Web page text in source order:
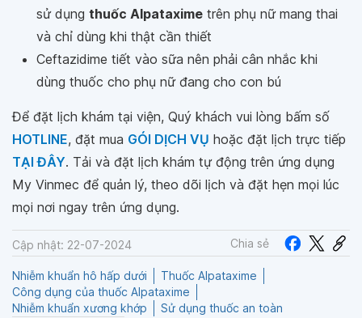
sử dụng thuốc Alpataxime trên phụ nữ mang thai
và chỉ dùng khi thật cần thiết
Ceftazidime tiết vào sữa nên phải cân nhắc khi
dùng thuốc cho phụ nữ đang cho con bú
Để đặt lịch khám tại viện, Quý khách vui lòng bấm số
HOTLINE, đặt mua GÓI DỊCH VỤ hoặc đặt lịch trực tiếp
TẠI ĐÂY. Tải và đặt lịch khám tự động trên ứng dụng
My Vinmec để quản lý, theo dõi lịch và đặt hẹn mọi lúc
mọi nơi ngay trên ứng dụng.
Cập nhật: 22-07-2024 Chia sẻ
Nhiễm khuẩn hô hấp dưới
Thuốc Alpataxime
Công dụng của thuốc Alpataxime
Nhiễm khuẩn xương khớp
Sử dụng thuốc an toàn